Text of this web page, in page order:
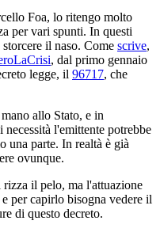
Foa, lo ritengo molto
per vari spunti. In questi
il naso. Come scrive,
, dal primo gennaio
legge, il 96717, che
allo Stato, e in
l'emittente potrebbe
una parte. In realtà è già
ovunque.
il pelo, ma l'attuazione
per capirlo bisogna vedere il
di questo decreto.